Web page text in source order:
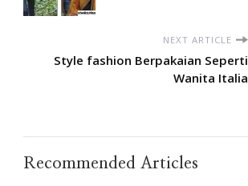
NEXT ARTICLE
Style fashion Berpakaian Seperti
Wanita Italia
Recommended Articles